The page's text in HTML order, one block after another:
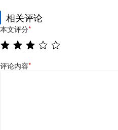
相关评论
本文评分*
评论内容*